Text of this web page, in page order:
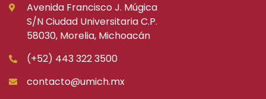
Avenida Francisco J. Múgica
S/N Ciudad Universitaria C.P.
58030, Morelia, Michoacán
(+52) 443 322 3500
contacto@umich.mx